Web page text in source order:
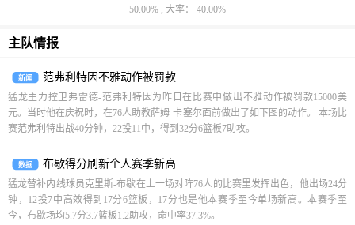
50.00% , 大率： 40.00%
主队情报
新闻 范弗利特因不雅动作被罚款
猛龙主力控卫弗雷德-范弗利特因为昨日在比赛中做出不雅动作被罚款15000美
元。当时他在庆祝时，在76人助教萨姆-卡塞尔面前做出了如下图的动作。 本场比
赛范弗利特出战40分钟，22投11中，得到32分6篮板7助攻。
数据 布歇得分刷新个人赛季新高
猛龙替补内线球员克里斯-布歇在上一场对阵76人的比赛里发挥出色，他出场24分
钟，12投7中高效得到17分6篮板，17分也是他本赛季至今单场新高。本赛季至
今，布歇场均5.7分3.7篮板1.2助攻，命中率37.3%。